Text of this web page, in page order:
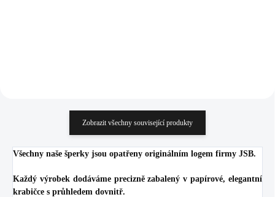
Zobrazit všechny související produkty
Všechny naše šperky jsou opatřeny originálním logem firmy JSB.
Každý výrobek dodáváme precizně zabalený v papírové, elegantní
krabičce s průhledem dovnitř.